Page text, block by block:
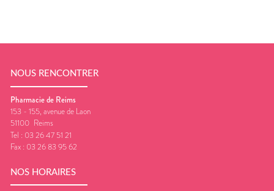
NOUS RENCONTRER
Pharmacie de Reims
153 - 155, avenue de Laon
51100 Reims
Tel : 03 26 47 51 21
Fax : 03 26 83 95 62
NOS HORAIRES